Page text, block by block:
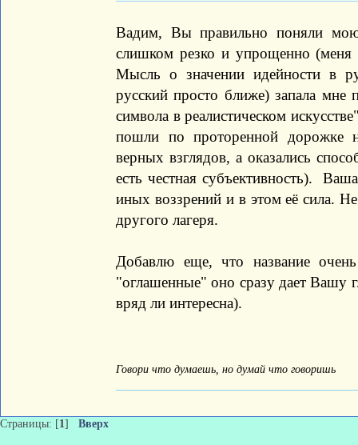
Вадим, Вы правильно поняли
слишком резко и упрощенно
Мысль о значении идейности в
русский просто ближе) запала
символа в реалистическом
пошли по проторенной дорожке
верных взглядов, а оказались
есть честная субъективность).
иных воззрений и в этом её сила.
другого лагеря.
Добавлю еще, что название
"оглашенные" оно сразу дает Вашу
вряд ли интересна).
Говори что думаешь, но думай что говоришь
Страницы: [1] Вверх